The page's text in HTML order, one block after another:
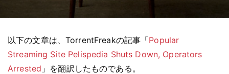
以下の文章は、TorrentFreakの記事「Popular
Streaming Site Pelispedia Shuts Down, Operators
Arrested 」を翻訳したものである。